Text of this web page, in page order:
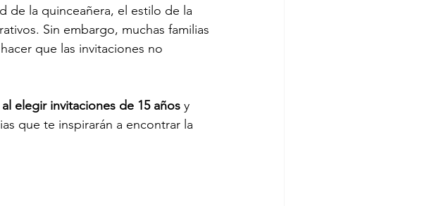
de la quinceañera, el estilo de la
Sin embargo, muchas familias
que las invitaciones no
elegir invitaciones de 15 años y
que te inspirarán a encontrar la